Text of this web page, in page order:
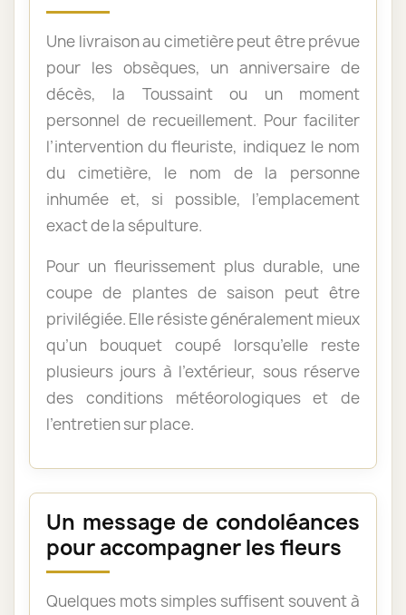
Une livraison au cimetière peut être prévue
pour les obsèques, un anniversaire de
décès, la Toussaint ou un moment
personnel de recueillement. Pour faciliter
l’intervention du fleuriste, indiquez le nom
du cimetière, le nom de la personne
inhumée et, si possible, l’emplacement
exact de la sépulture.
Pour un fleurissement plus durable, une
coupe de plantes de saison peut être
privilégiée. Elle résiste généralement mieux
qu’un bouquet coupé lorsqu’elle reste
plusieurs jours à l’extérieur, sous réserve
des conditions météorologiques et de
l’entretien sur place.
Un message de condoléances
pour accompagner les fleurs
Quelques mots simples suffisent souvent à